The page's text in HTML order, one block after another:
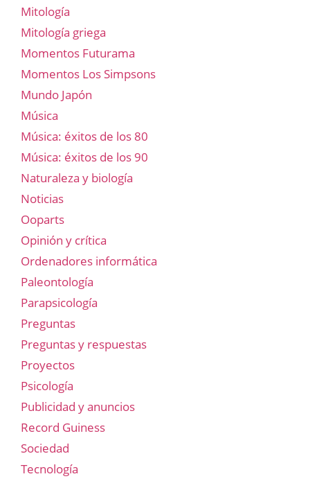
Mitología
Mitología griega
Momentos Futurama
Momentos Los Simpsons
Mundo Japón
Música
Música: éxitos de los 80
Música: éxitos de los 90
Naturaleza y biología
Noticias
Ooparts
Opinión y crítica
Ordenadores informática
Paleontología
Parapsicología
Preguntas
Preguntas y respuestas
Proyectos
Psicología
Publicidad y anuncios
Record Guiness
Sociedad
Tecnología